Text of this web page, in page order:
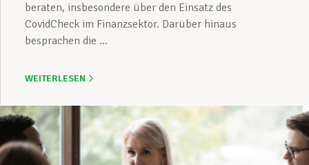
beraten, insbesondere über den Einsatz des
CovidCheck im Finanzsektor. Darüber hinaus
besprachen die ...
WEITERLESEN